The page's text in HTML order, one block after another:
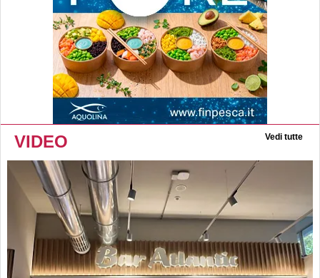
VIDEO Vedi tutte